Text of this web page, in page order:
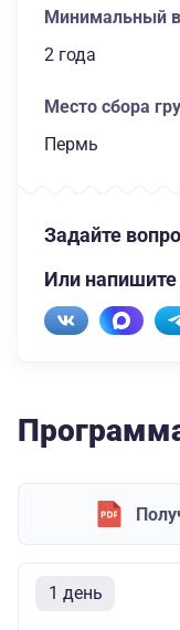
Минимальный
2 года
Место сбора
Пермь
Задайте
Или
1 день